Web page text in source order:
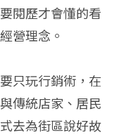
閱歷才會懂的看
營理念。
只玩行銷術，在
傳統店家、居民
去為街區說好故